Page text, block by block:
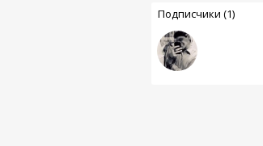
Подписчики (1)